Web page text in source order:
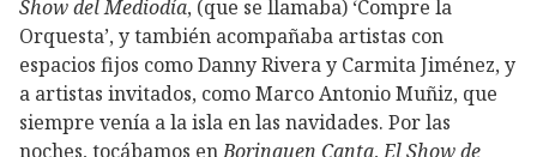
Show del Mediodía, (que se llamaba) ‘Compre la
Orquesta’, y también acompañaba artistas con
espacios fijos como Danny Rivera y Carmita Jiménez, y
a artistas invitados, como Marco Antonio Muñiz, que
siempre venía a la isla en las navidades. Por las
noches, tocábamos enBorinquen Canta,El Show de